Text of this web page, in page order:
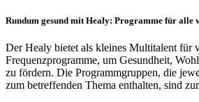
Rundum gesund mit Healy​​: Programme für alle
Der Healy bietet als kleines Multitalent für
Frequenzprogramme, um Gesundheit,
zu fördern. Die Programmgruppen, die
zum betreffenden Thema enthalten, sind